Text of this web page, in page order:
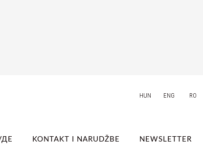
KONTAKT I NARUDŽBE NEWSLETTER
HUN ENG RO